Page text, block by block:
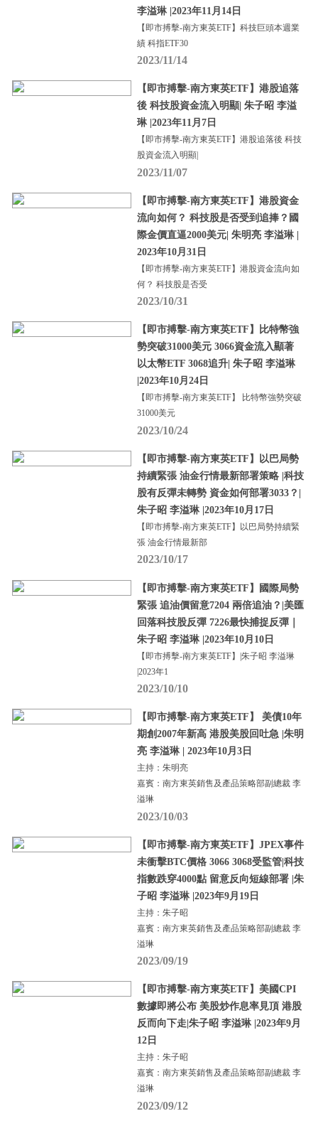
李溢琳 |2023年11月14日
【即市搏擊-南方東英ETF】科技巨頭本週業
績 科指ETF30
2023/11/14
【即市搏擊-南方東英ETF】港股追落
後 科技股資金流入明顯| 朱子昭 李溢
琳 |2023年11月7日
【即市搏擊-南方東英ETF】港股追落後 科技
股資金流入明顯|
2023/11/07
【即市搏擊-南方東英ETF】港股資金
流向如何？ 科技股是否受到追捧？國
際金價直逼2000美元| 朱明亮 李溢琳 |
2023年10月31日
【即市搏擊-南方東英ETF】港股資金流向如
何？ 科技股是否受
2023/10/31
【即市搏擊-南方東英ETF】比特幣強
勢突破31000美元 3066資金流入顯著
以太幣ETF 3068追升| 朱子昭 李溢琳
|2023年10月24日
【即市搏擊-南方東英ETF】 比特幣強勢突破
31000美元
2023/10/24
【即市搏擊-南方東英ETF】以巴局勢
持續緊張 油金行情最新部署策略 |科技
股有反彈未轉勢 資金如何部署3033？|
朱子昭 李溢琳 |2023年10月17日
【即市搏擊-南方東英ETF】以巴局勢持續緊
張 油金行情最新部
2023/10/17
【即市搏擊-南方東英ETF】國際局勢
緊張 追油價留意7204 兩倍追油？|美匯
回落科技股反彈 7226最快捕捉反彈｜
朱子昭 李溢琳 |2023年10月10日
【即市搏擊-南方東英ETF】|朱子昭 李溢琳
|2023年1
2023/10/10
【即市搏擊-南方東英ETF】 美債10年
期創2007年新高 港股美股回吐急 |朱明
亮 李溢琳 | 2023年10月3日
主持：朱明亮
嘉賓：南方東英銷售及產品策略部副總裁 李
溢琳
2023/10/03
【即市搏擊-南方東英ETF】JPEX事件
未衝擊BTC價格 3066 3068受監管|科技
指數跌穿4000點 留意反向短線部署 |朱
子昭 李溢琳 |2023年9月19日
主持：朱子昭
嘉賓：南方東英銷售及產品策略部副總裁 李
溢琳
2023/09/19
【即市搏擊-南方東英ETF】美國CPI
數據即將公布 美股炒作息率見頂 港股
反而向下走|朱子昭 李溢琳 |2023年9月
12日
主持：朱子昭
嘉賓：南方東英銷售及產品策略部副總裁 李
溢琳
2023/09/12